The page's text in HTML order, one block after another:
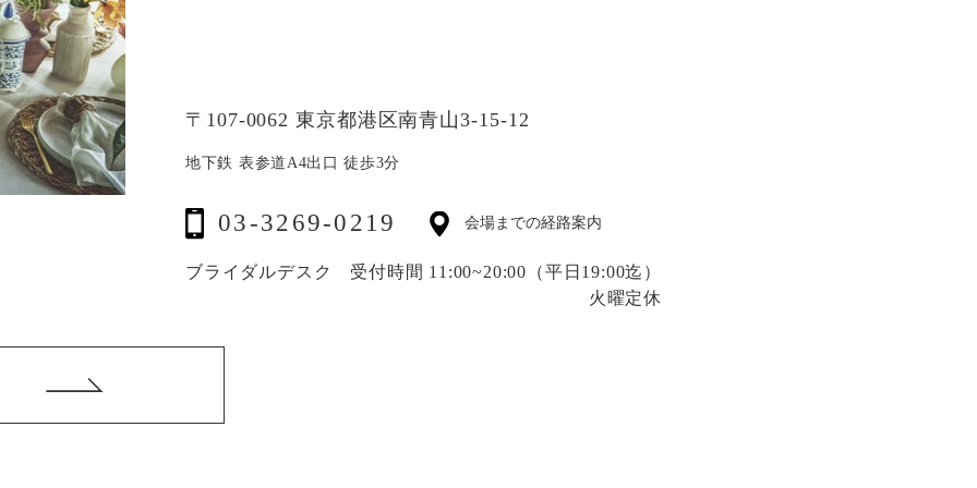
〒107-0062 東京都港区南青山3-15-12
地下鉄 表参道A4出口 徒歩3分
会場までの経路案内
03-3269-0219
ブライダルデスク 受付時間 11:00~20:00 （平日19:00迄）
火曜定休